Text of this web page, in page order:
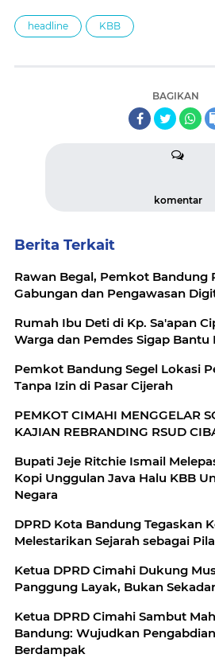
headline KBB
BAGIKAN
komentar
Berita Terkait
Rawan Begal, Pemkot Bandung
Gabungan dan Pengawasan
Rumah Ibu Deti di Kp. Sa'apan
Warga dan Pemdes Sigap Bantu
Pemkot Bandung Segel Lokasi
Tanpa Izin di Pasar Cijerah
PEMKOT CIMAHI MENGGELAR
KAJIAN REBRANDING RSUD
Bupati Jeje Ritchie Ismail Melepas truk Bermuatan
Kopi Unggulan Java Halu KBB
Negara
DPRD Kota Bandung Tegaskan
Melestarikan Sejarah sebagai
Ketua DPRD Cimahi Dukung
Panggung Layak, Bukan
Ketua DPRD Cimahi Sambut
Bandung: Wujudkan
Berdampak